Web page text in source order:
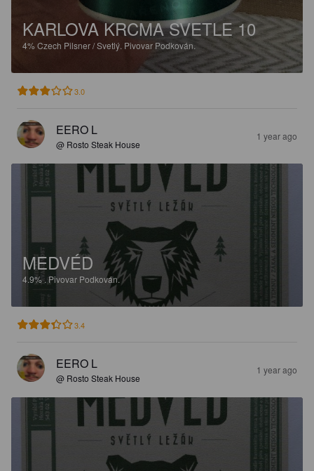
KARLOVA KRCMA SVETLE 10
4%Czech Pilsner / Svetlý. Pivovar Podkován.
3.0
EERO L
@ Rosto Steak House
1 year ago
MEDVÉD
4.9%. Pivovar Podkován.
3.4
EERO L
@ Rosto Steak House
1 year ago